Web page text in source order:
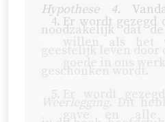
Er wordt gezegd
willen als het
Hypothese 4.
noodzakelijk dat
geestelijk leven